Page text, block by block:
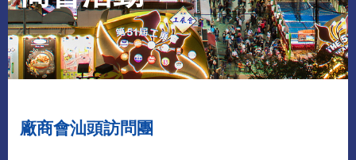
廠商會汕頭訪問團